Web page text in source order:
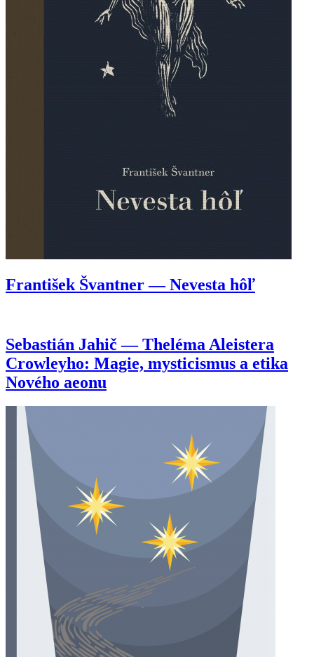
František Švantner — Nevesta hôľ
Sebastián Jahič — Theléma Aleistera
Crowleyho: Magie, mysticismus a etika
Nového aeonu